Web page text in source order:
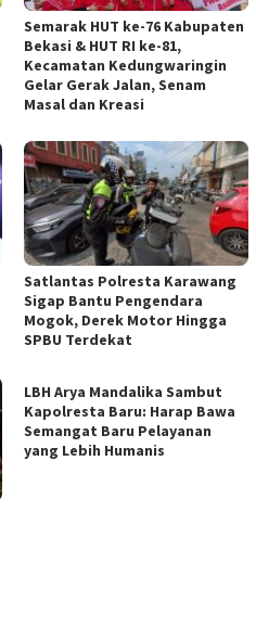
Semarak HUT ke-76 Kabupaten
Bekasi & HUT RI ke-81,
Kecamatan Kedungwaringin
Gelar Gerak Jalan, Senam
Masal dan Kreasi
Satlantas Polresta Karawang
Sigap Bantu Pengendara
Mogok, Derek Motor Hingga
SPBU Terdekat
LBH Arya Mandalika Sambut
Kapolresta Baru: Harap Bawa
Semangat Baru Pelayanan
yang Lebih Humanis